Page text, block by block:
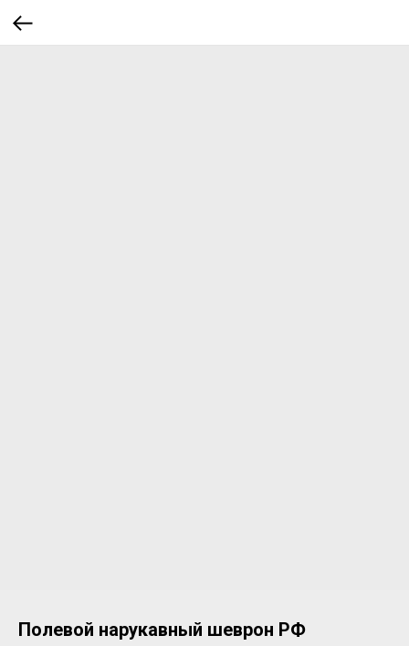
Полевой нарукавный шеврон РФ